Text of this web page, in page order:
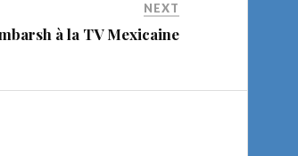
NEXT
à la TV Mexicaine